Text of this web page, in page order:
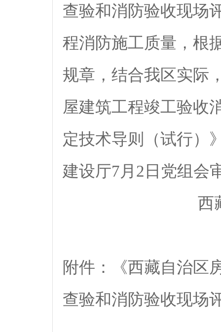
查验和消防验收现场
程消防施工质量，根
规章，结合我区实际
屋建筑工程竣工验收
定技术导则（试行）
建设厅7月2日党组会
西
附件：《西藏自治区
查验和消防验收现场